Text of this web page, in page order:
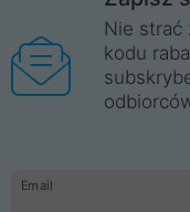
Nie strać
kodu
Email